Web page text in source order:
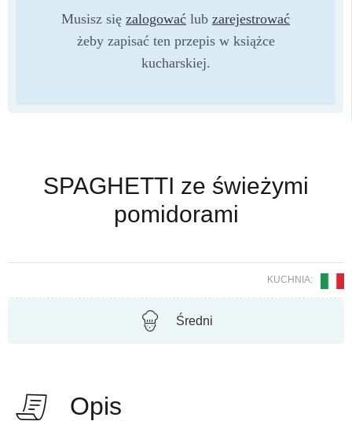
Musisz się zalogować lub zarejestrować
żeby zapisać ten przepis w książce
kucharskiej.
SPAGHETTI ze świeżymi
pomidorami
KUCHNIA:
Średni
Opis